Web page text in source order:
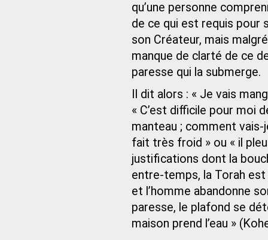
qu’une personne
de ce qui est requis pour
son Créateur, mais
manque de clarté de ce
paresse qui la submerge.
Il dit alors : « Je vais
« C’est difficile pour moi
manteau ; comment
fait très froid » ou « il
justifications dont la
entre-temps, la Torah est
et l’homme abandonne
paresse, le plafond se
maison prend l’eau »